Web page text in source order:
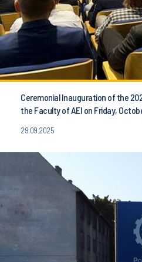
Ceremonial Inauguration of the
the Faculty of AEI on Friday,
29.09.2025